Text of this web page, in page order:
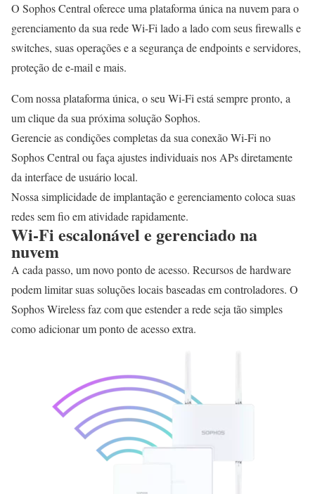
O Sophos Central oferece uma plataforma única na nuvem para o
gerenciamento da sua rede Wi-Fi lado a lado com seus firewalls e
switches, suas operações e a segurança de endpoints e servidores,
proteção de e-mail e mais.
Com nossa plataforma única, o seu Wi-Fi está sempre pronto, a
um clique da sua próxima solução Sophos.
Gerencie as condições completas da sua conexão Wi-Fi no
Sophos Central ou faça ajustes individuais nos APs diretamente
da interface de usuário local.
Nossa simplicidade de implantação e gerenciamento coloca suas
redes sem fio em atividade rapidamente.
Wi-Fi escalonável e gerenciado na
nuvem
A cada passo, um novo ponto de acesso. Recursos de hardware
podem limitar suas soluções locais baseadas em controladores. O
Sophos Wireless faz com que estender a rede seja tão simples
como adicionar um ponto de acesso extra.